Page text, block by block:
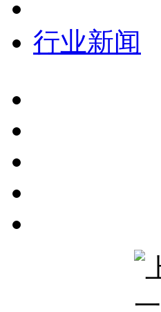
行业新闻